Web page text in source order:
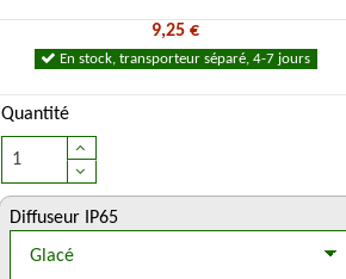
9,25 €
En stock, transporteur séparé, 4-7 jours
Quantité
Diffuseur IP65